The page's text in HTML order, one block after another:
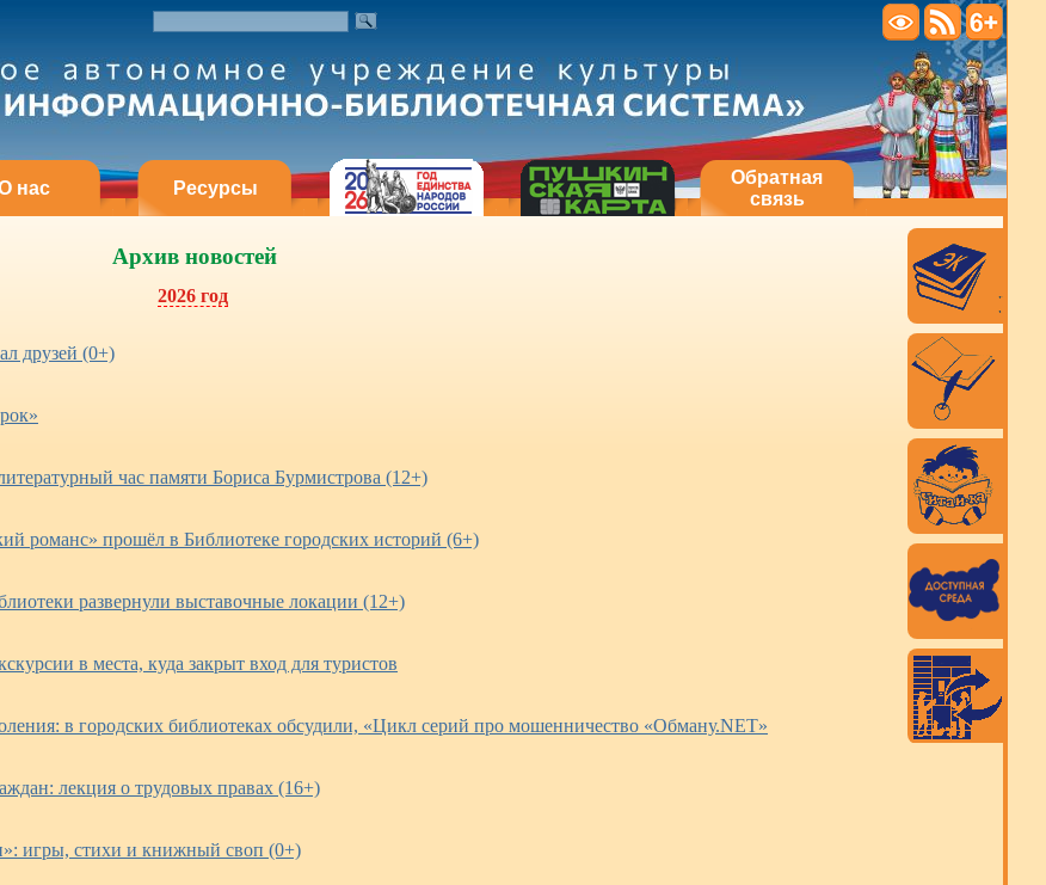
нас Ресурсы
Обратная
связь
Архив новостей
2026 год
друзей (0+)
час памяти Бориса Бурмистрова (12+)
романс» прошёл в Библиотеке городских историй (6+)
развернули выставочные локации (12+)
в места, куда закрыт вход для туристов
в городских библиотеках обсудили, «Цикл серий про мошенничество «Обману.NET»
лекция о трудовых правах (16+)
игры, стихи и книжный своп (0+)